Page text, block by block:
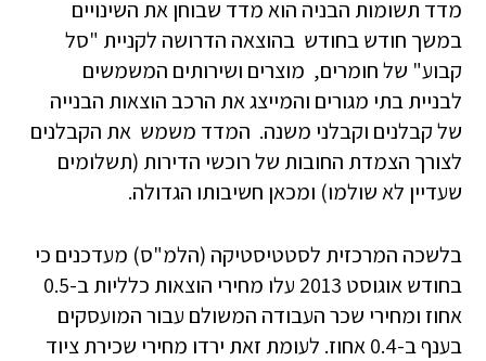
מדד תשומות הבניה הוא מדד שבוחן את השינויים
במשך חודש בחודש בהוצאה הדרושה לקניית "סל
קבוע" של חומרים, מוצרים ושירותים המשמשים
לבניית בתי מגורים והמייצג את הרכב הוצאות הבנייה
של קבלנים וקבלני משנה. המדד משמש את הקבלנים
לצורך הצמדת החובות של רוכשי הדירות (תשלומים
שעדיין לא שולמו) ומכאן חשיבותו הגדולה.
בלשכה המרכזית לסטטיסטיקה (הלמ"ס) מעדכנים כי
בחודש אוגוסט 2013 עלו מחירי הוצאות כלליות ב-0.5
אחוז ומחירי שכר העבודה המשולם עבור המועסקים
בענף ב-0.4 אחוז. לעומת זאת ירדו מחירי שכירת ציוד